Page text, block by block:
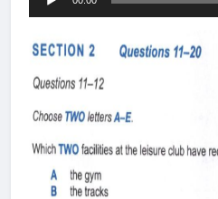
Player